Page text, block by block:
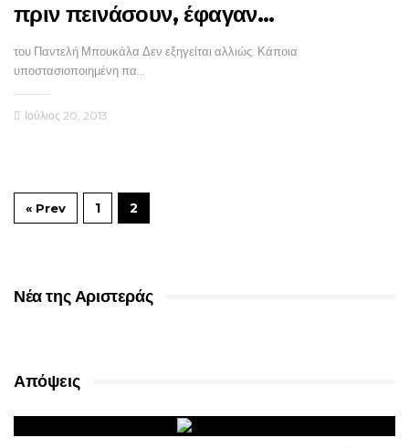
πριν πεινάσουν, έφαγαν…
του Παντελή Μπουκάλα Δεν εξηγείται αλλιώς. Κάποια
υποστασιοποιημένη πα…
Ιούλιος 20, 2013
« Prev 1 2
Νέα της Αριστεράς
Απόψεις